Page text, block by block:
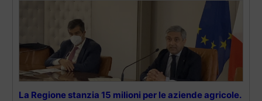
La Regione stanzia 15 milioni per le aziende agricole.